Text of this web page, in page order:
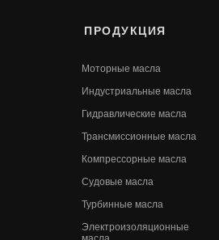
ПРОДУКЦИЯ
Моторные масла
Индустриальные масла
Гидравлические масла
Трансмиссионные масла
Компрессорные масла
Судовые масла
Турбинные масла
Электроизоляционные